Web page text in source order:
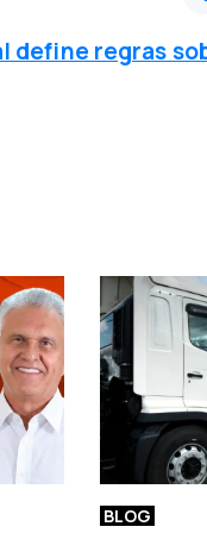
define regras
BLOG